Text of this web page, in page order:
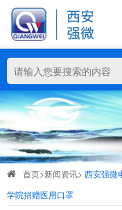
首页>新闻资讯> 西安强微
学院捐赠医用口罩